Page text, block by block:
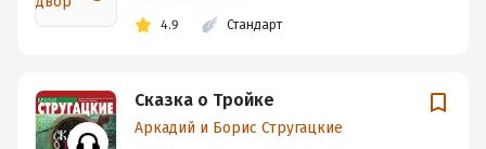
4.9 Стандарт
Сказка о Тройке
Аркадий и Борис Стругацкие